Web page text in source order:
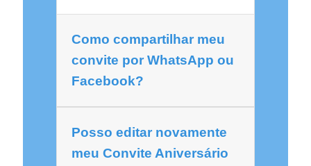
Como compartilhar meu
convite por WhatsApp ou
Facebook?
Posso editar novamente
meu Convite Aniversário